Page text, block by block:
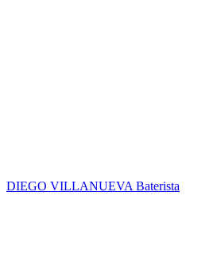
DIEGO VILLANUEVA Baterista